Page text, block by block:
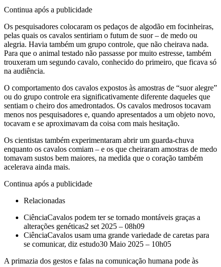
Continua após a publicidade
Os pesquisadores colocaram os pedaços de algodão em focinheiras,
pelas quais os cavalos sentiriam o futum de suor – de medo ou
alegria. Havia também um grupo controle, que não cheirava nada.
Para que o animal testado não passasse por muito estresse, também
trouxeram um segundo cavalo, conhecido do primeiro, que ficava só
na audiência.
O comportamento dos cavalos expostos às amostras de “suor alegre”
ou do grupo controle era significativamente diferente daqueles que
sentiam o cheiro dos amedrontados. Os cavalos medrosos tocavam
menos nos pesquisadores e, quando apresentados a um objeto novo,
tocavam e se aproximavam da coisa com mais hesitação.
Os cientistas também experimentaram abrir um guarda-chuva
enquanto os cavalos comiam – e os que cheiraram amostras de medo
tomavam sustos bem maiores, na medida que o coração também
acelerava ainda mais.
Continua após a publicidade
Relacionadas
CiênciaCavalos podem ter se tornado montáveis graças a
alterações genéticas2 set 2025 – 08h09
CiênciaCavalos usam uma grande variedade de caretas para
se comunicar, diz estudo30 Maio 2025 – 10h05
A primazia dos gestos e falas na comunicação humana pode às